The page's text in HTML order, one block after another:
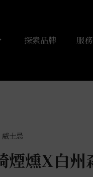
探索品牌 服
威士忌
煙燻x白州